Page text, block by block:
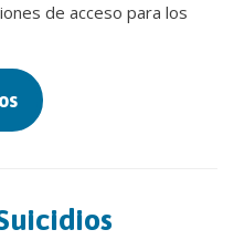
de acceso para los